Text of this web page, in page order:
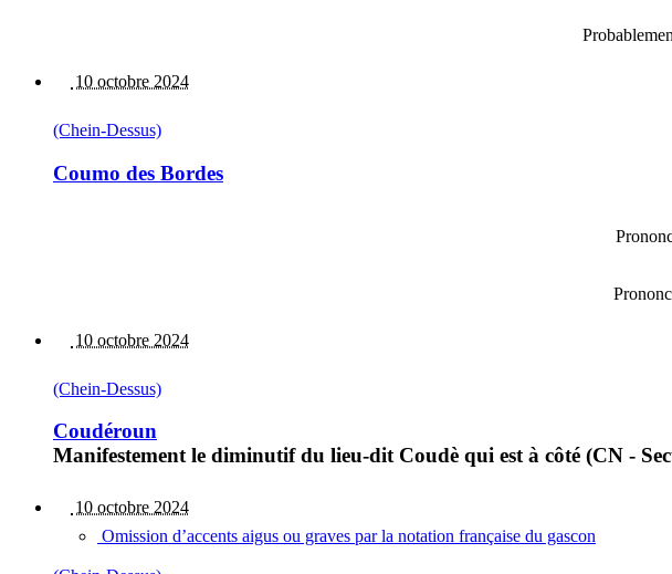
10 octobre 2024
(Chein-Dessus)
Coumo des Bordes
10 octobre 2024
(Chein-Dessus)
Coudéroun
Manifestement le diminutif du lieu-dit Coudè qui est à côté (CN -
10 octobre 2024
Omission d’accents aigus ou graves par la notation française du gascon